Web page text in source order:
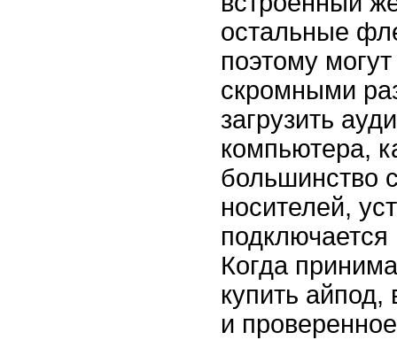
остальные
поэтому
скромными
загрузить
компьютера,
большинство
носителей,
Когда
купить
и